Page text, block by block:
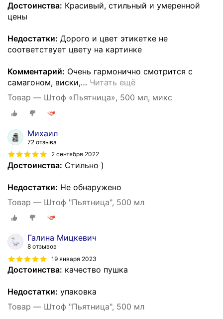
Достоинства: Красивый, стильный и умеренной
цены
Недостатки: Дорого и цвет этикетке не
соответствует цвету на картинке
Комментарий: Очень гармонично смотрится с
самагоном, виски,… Читать ещё
Товар — Штоф «Пьятница», 500 мл, микс
Михаил
72 отзыва
2 сентября 2022
Достоинства: Стильно )
Недостатки: Не обнаружено
Товар — Штоф "Пьятница", 500 мл
Галина Мицкевич
8 отзывов
19 января 2023
Достоинства: качество пушка
Недостатки: упаковка
Товар — Штоф "Пьятница", 500 мл